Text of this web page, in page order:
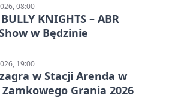
08:00
KNIGHTS – ABR
w Będzinie
19:00
w Stacji Arenda w
Grania 2026